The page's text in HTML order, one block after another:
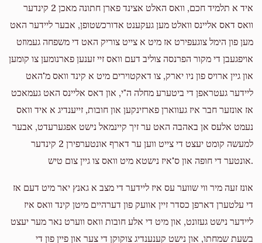
Zalman ZwiebelDuvid Schwartz
$18.00
Josh ZafirDuvid Schwartz
2 years ago $36.00
AnonymousDuvid Schwartz
2 years ago $10.00
איד א תלמיד חכם, וואס האלט אצינד פארן חתונה מאכן 2 קינדער
וואס דאס אליינס וואלט מען געקענט אדורכשטופן, אבער ליידער האט
מען פון הימל צוגעפירט אז מיט א צייט צוריק האט די משפחה געמוזט
אויפגעבן די מקור הפרנסה צוליב דעם וואס זיי זענען פארנומען צו קומען
און גיין ארויס פון ניו יארק, צו דאקטוירים מיט א קינד וואס מ'האט
ליידער געטראפן די ביטערע מחלה ה"י, און דאס אליינס האט געמאכט
אז אונזער חבר איז געווארן פארזינקען און חובות, זייענדיג א איד וואס
נעמט אלעס אן באהבה האט ער זיך קיינמאל נישט אפגערעדט, אבער
למעשה קומט יעצט די צייט ווען ער דארף אונטערפירן 2 קינדער
אונטער די חופה און ס'איז נישטא מיט וואס צו גיין צום טיש.
אונז זעה מיר ווי שווער עס איז ליידער די מצב א גאנץ יאר מיט דעם אז
די עלטערן דארפן כסדר זיין אוועק פון דערהיים מיטן קינד וואס איז
ליידער נישט געזונט, און מיט די אלע חובות וואס ווערט נאר מער יעצט
בשעת שמחתו, און נישט קענענדיג צוקוקן די צער און פיין פון די